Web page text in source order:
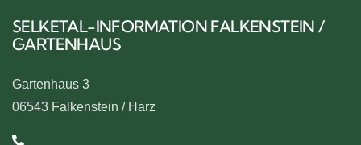
SELKETAL-INFORMATION FALKENSTEIN /
GARTENHAUS
Gartenhaus 3
06543 Falkenstein / Harz